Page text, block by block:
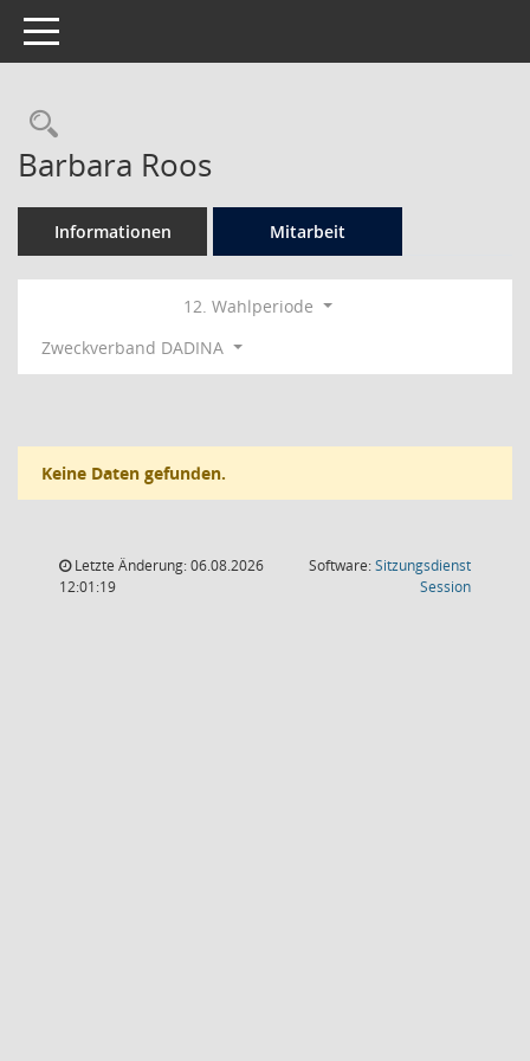
Toggle navigation
Rechercheauswahl
Barbara Roos
Informationen Mitarbeit
12. Wahlperiode
Zweckverband DADINA
Keine Daten gefunden.
Letzte Änderung: 06.08.2026
12:01:19
Software:Sitzungsdienst
Session(Wird in